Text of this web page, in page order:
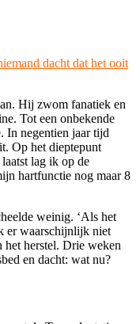
dacht dat het ooit
Hij zwom fanatiek en
Tot een onbekende
In negentien jaar tijd
Op het dieptepunt
lag ik op de
hartfunctie nog maar 8
weinig. ‘Als het
er waarschijnlijk niet
het herstel. Drie weken
en dacht: wat nu?